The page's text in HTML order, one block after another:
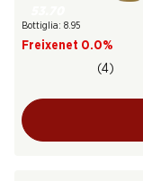
Bottiglia: 8.95
Freixenet 0.0%
(4)